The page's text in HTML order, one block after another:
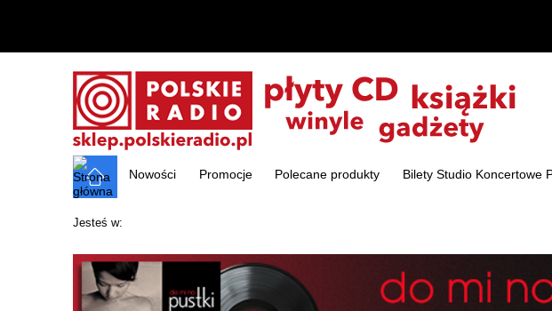
Nowości Promocje Polecane produkty Bilety Studio Koncertowe
Jesteś w: